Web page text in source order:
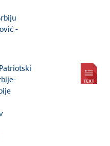
-
-